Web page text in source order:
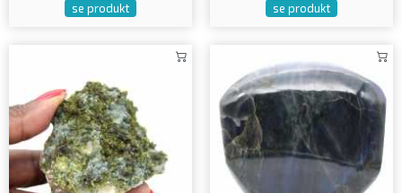
se produkt se produkt